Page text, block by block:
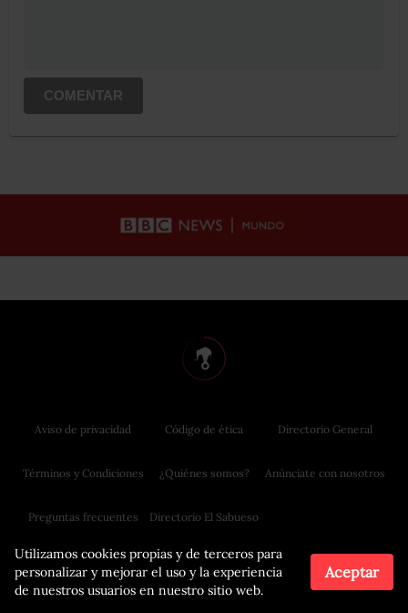
COMENTAR
Utilizamos cookies propias y de terceros para
personalizar y mejorar el uso y la experiencia
de nuestros usuarios en nuestro sitio web.
Aceptar
Aviso de privacidad
Términos y Condiciones
Preguntas frecuentes
Código de ética
¿Quiénes somos?
Directorio El Sabueso
Directorio General
Anúnciate con nosotros